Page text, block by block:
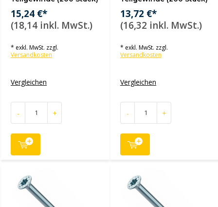
15,24 €*
(18,14 inkl. MwSt.)
* exkl. MwSt. zzgl.
Versandkosten
Vergleichen
- +
13,72 €*
(16,32 inkl. MwSt.)
* exkl. MwSt. zzgl.
Versandkosten
Vergleichen
- +